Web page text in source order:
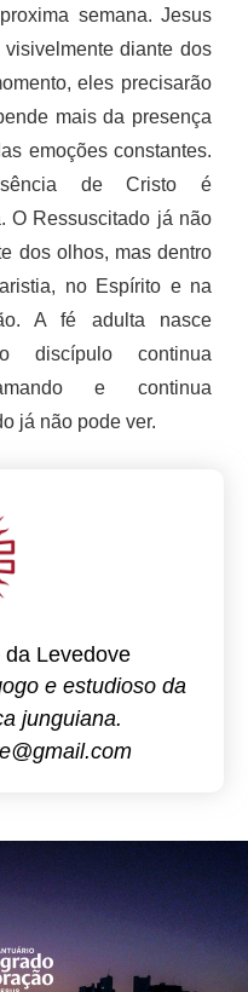
semana. Jesus
diante dos
eles precisarão
mais da presença
emoções constantes.
de Cristo é
O Ressuscitado já não
dos olhos, mas dentro
no Espírito e na
A fé adulta nasce
discípulo continua
e continua
já não pode ver.
Levedove
e estudioso da
junguiana.